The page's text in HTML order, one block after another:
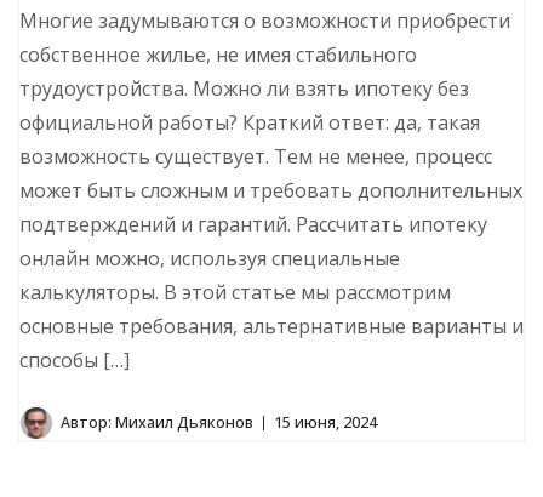
Многие задумываются о возможности приобрести
собственное жилье, не имея стабильного
трудоустройства. Можно ли взять ипотеку без
официальной работы? Краткий ответ: да, такая
возможность существует. Тем не менее, процесс
может быть сложным и требовать дополнительных
подтверждений и гарантий. Рассчитать ипотеку
онлайн можно, используя специальные
калькуляторы. В этой статье мы рассмотрим
основные требования, альтернативные варианты и
способы […]
Автор: Михаил Дьяконов 15 июня, 2024